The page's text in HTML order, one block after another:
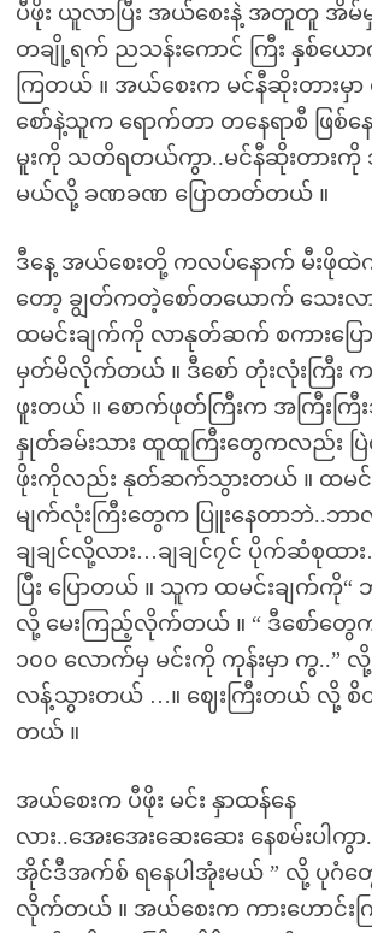
ပီဖိုး ယူလာပြီး အယ်စေးနဲ့ အတူတူ အိမ်မှ
တချို့ရက် ညသန်းကောင် ကြီး နှစ်ယော
ကြတယ် ။ အယ်စေးက မင်နီဆိုးတားမှ
စော်နဲ့သူက ရောက်တာ တနေရာစီ ဖြစ်န
မူးကို သတိရတယ်ကွာ..မင်နီဆိုးတားကို
မယ်လို့ ခဏခဏ ပြောတတ်တယ် ။
ဒီနေ့ အယ်စေးတို့ ကလပ်နောက် မီးဖိုထဲ
တော့ ချွတ်ကတဲ့စော်တယောက် သေးလာ
ထမင်းချက်ကို လာနုတ်ဆက် စကားပြေ
မှတ်မိလိုက်တယ် ။ ဒီစော် တုံးလုံးကြီး က
ဖူးတယ် ။ စောက်ဖုတ်ကြီးက အကြီးကြီ
နှုတ်ခမ်းသား ထူထူကြီးတွေကလည်း ပြဲ
ဖိုးကိုလည်း နုတ်ဆက်သွားတယ် ။ ထမင်း
မျက်လုံးကြီးတွေက ပြူးနေတာဘဲ..ဘာ
ချချင်လို့လား…ချချင်၇င် ပိုက်ဆံစုထာ
ပြီး ပြောတယ် ။ သူက ထမင်းချက်ကို
လို့ မေးကြည့်လိုက်တယ် ။ “ ဒီစော်တွေ
၁၀၀ လောက်မှ မင်းကို ကုန်းမှာ ကွ..” လို့
လန့်သွားတယ် …။ ဈေးကြီးတယ် လို့
တယ် ။
အယ်စေးက ပီဖိုး မင်း နှာထန်နေ
လား..အေးအေးဆေးဆေး နေစမ်းပါကွ
အိုင်ဒီအက်စ် ရနေပါအုံးမယ် ” လို့ ပုဂံတွေ
လိုက်တယ် ။ အယ်စေးက ကားဟောင်းက